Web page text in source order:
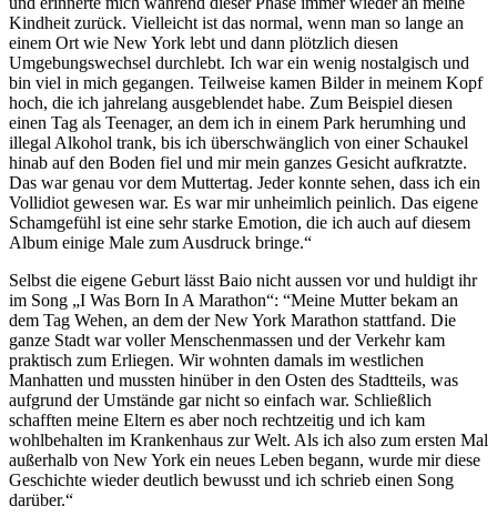
Kindheit zurück. Vielleicht ist das normal, wenn man so lange an
einem Ort wie New York lebt und dann plötzlich diesen
Umgebungswechsel durchlebt. Ich war ein wenig nostalgisch und
bin viel in mich gegangen. Teilweise kamen Bilder in meinem Kopf
hoch, die ich jahrelang ausgeblendet habe. Zum Beispiel diesen
einen Tag als Teenager, an dem ich in einem Park herumhing und
illegal Alkohol trank, bis ich überschwänglich von einer Schaukel
hinab auf den Boden fiel und mir mein ganzes Gesicht aufkratzte.
Das war genau vor dem Muttertag. Jeder konnte sehen, dass ich ein
Vollidiot gewesen war. Es war mir unheimlich peinlich. Das eigene
Schamgefühl ist eine sehr starke Emotion, die ich auch auf diesem
Album einige Male zum Ausdruck bringe.“
Selbst die eigene Geburt lässt Baio nicht aussen vor und huldigt ihr
im Song „I Was Born In A Marathon“: “Meine Mutter bekam an
dem Tag Wehen, an dem der New York Marathon stattfand. Die
ganze Stadt war voller Menschenmassen und der Verkehr kam
praktisch zum Erliegen. Wir wohnten damals im westlichen
Manhatten und mussten hinüber in den Osten des Stadtteils, was
aufgrund der Umstände gar nicht so einfach war. Schließlich
schafften meine Eltern es aber noch rechtzeitig und ich kam
wohlbehalten im Krankenhaus zur Welt. Als ich also zum ersten Mal
außerhalb von New York ein neues Leben begann, wurde mir diese
Geschichte wieder deutlich bewusst und ich schrieb einen Song
darüber.“